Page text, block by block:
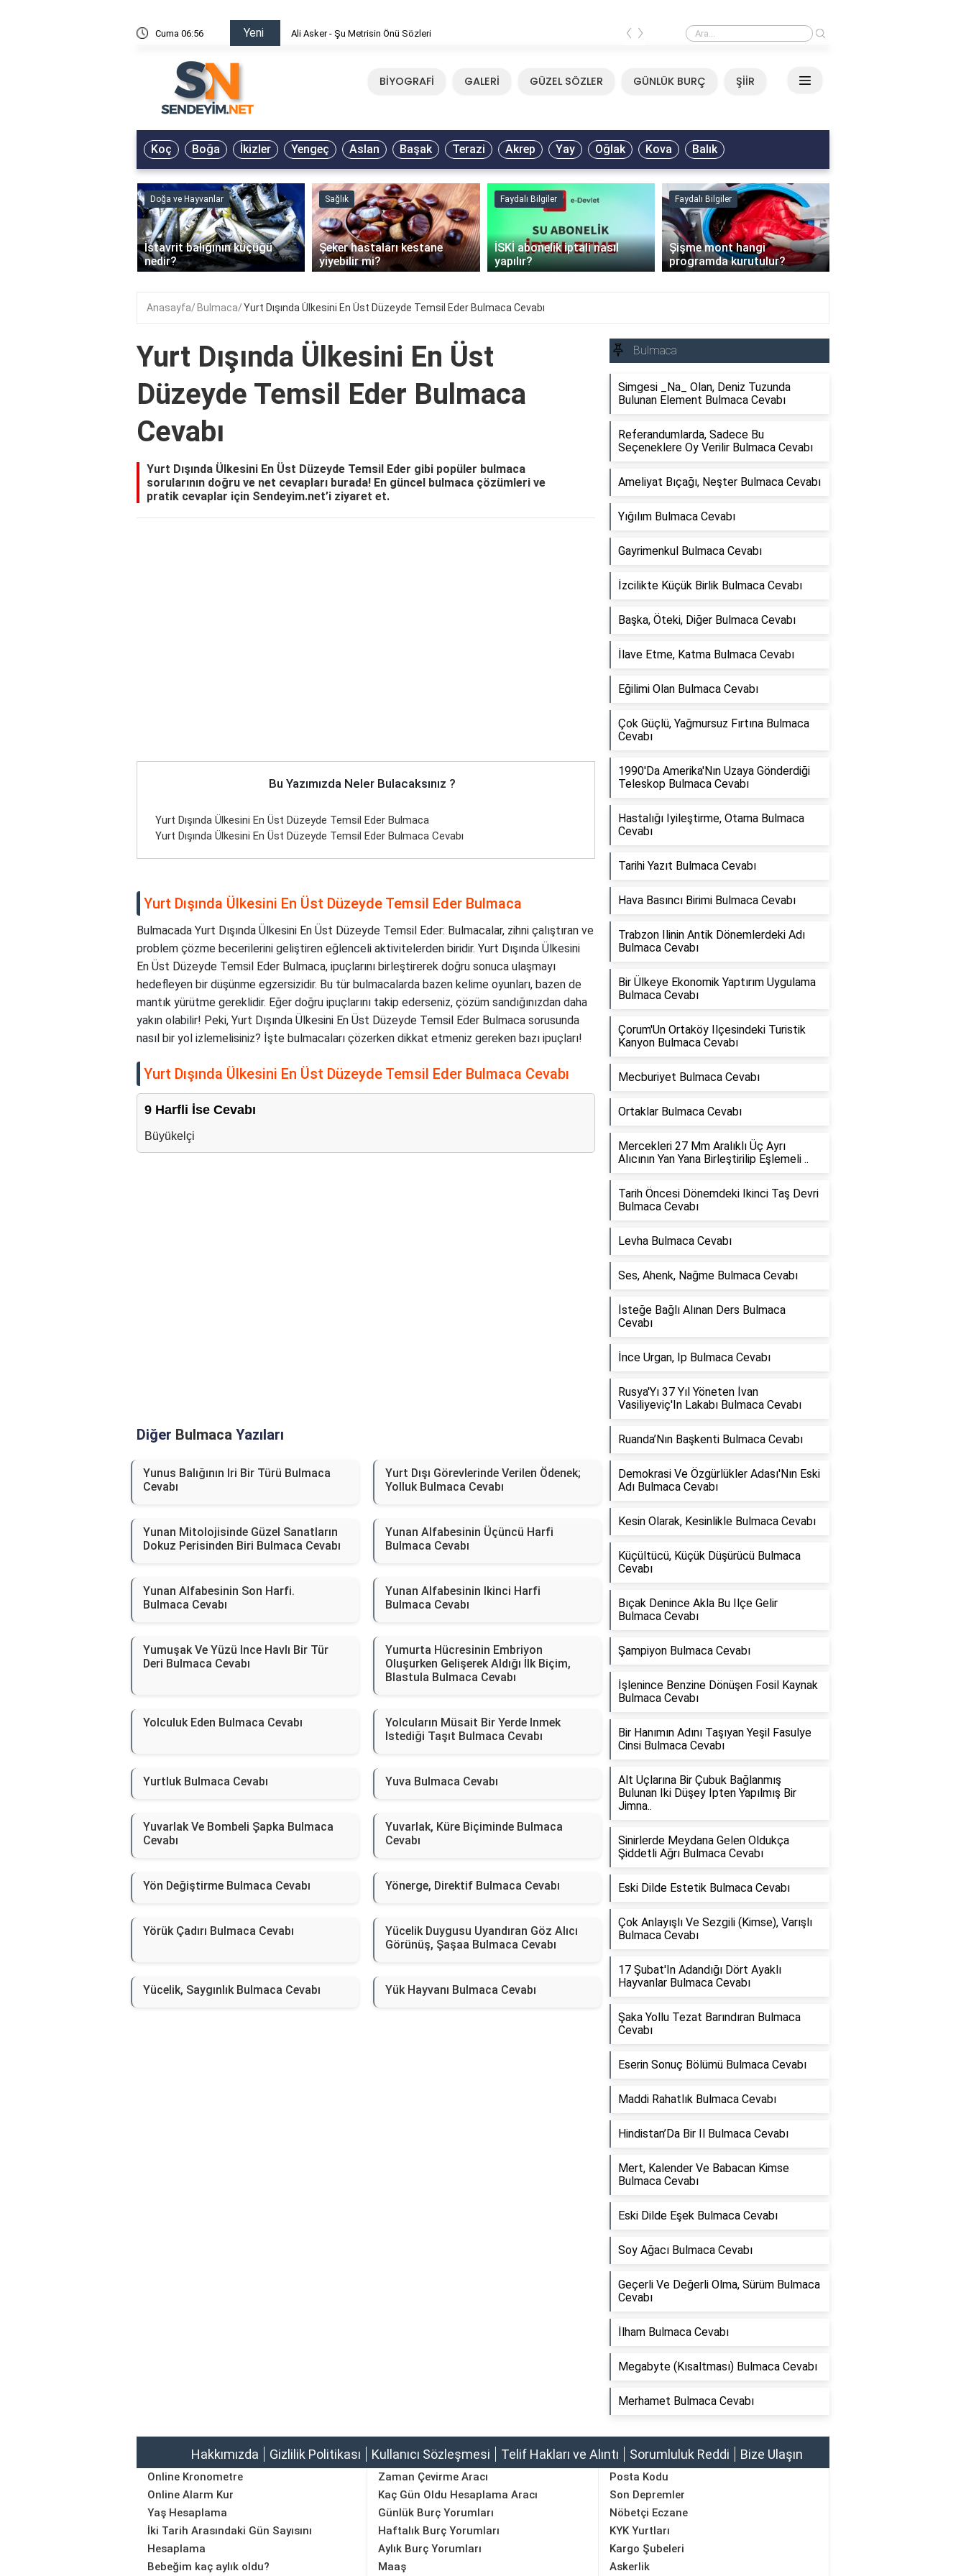
Cuma 06:56 Yeni Ali Asker - Şu Metrisin Önü Sözleri Mirkelam - Tavla Sözleri
‹ ›
BİYOGRAFİ GALERİ GÜZEL SÖZLER GÜNLÜK BURÇ ŞİİR
Koç Boğa İkizler Yengeç Aslan Başak Terazi Akrep Yay Oğlak Kova Balık
Doğa ve Hayvanlar
İstavrit balığının küçüğü
nedir?
Sağlık
Şeker hastaları kestane
yiyebilir mi?
Faydalı Bilgiler
İSKİ abonelik iptali nasıl
yapılır?
Faydalı Bilgiler
Şişme mont hangi
programda kurutulur?
‹ ›
Anasayfa Bulmaca Yurt Dışında Ülkesini En Üst Düzeyde Temsil Eder Bulmaca Cevabı
Yurt Dışında Ülkesini En Üst
Düzeyde Temsil Eder Bulmaca
Cevabı
Yurt Dışında Ülkesini En Üst Düzeyde Temsil Eder gibi popüler bulmaca
sorularının doğru ve net cevapları burada! En güncel bulmaca çözümleri ve
pratik cevaplar için Sendeyim.net’i ziyaret et.
Bu Yazımızda Neler Bulacaksınız ?
Yurt Dışında Ülkesini En Üst Düzeyde Temsil Eder Bulmaca
Yurt Dışında Ülkesini En Üst Düzeyde Temsil Eder Bulmaca Cevabı
Yurt Dışında Ülkesini En Üst Düzeyde Temsil Eder Bulmaca
Bulmacada Yurt Dışında Ülkesini En Üst Düzeyde Temsil Eder: Bulmacalar, zihni çalıştıran ve
problem çözme becerilerini geliştiren eğlenceli aktivitelerden biridir. Yurt Dışında Ülkesini
En Üst Düzeyde Temsil Eder Bulmaca, ipuçlarını birleştirerek doğru sonuca ulaşmayı
hedefleyen bir düşünme egzersizidir. Bu tür bulmacalarda bazen kelime oyunları, bazen de
mantık yürütme gereklidir. Eğer doğru ipuçlarını takip ederseniz, çözüm sandığınızdan daha
yakın olabilir! Peki, Yurt Dışında Ülkesini En Üst Düzeyde Temsil Eder Bulmaca sorusunda
nasıl bir yol izlemelisiniz? İşte bulmacaları çözerken dikkat etmeniz gereken bazı ipuçları!
Yurt Dışında Ülkesini En Üst Düzeyde Temsil Eder Bulmaca Cevabı
9 Harfli İse Cevabı
Büyükelçi
Diğer Bulmaca Yazıları
Yunus Balığının Iri Bir Türü Bulmaca
Cevabı
Yurt Dışı Görevlerinde Verilen Ödenek;
Yolluk Bulmaca Cevabı
Yunan Mitolojisinde Güzel Sanatların
Dokuz Perisinden Biri Bulmaca Cevabı
Yunan Alfabesinin Üçüncü Harfi
Bulmaca Cevabı
Yunan Alfabesinin Son Harfi.
Bulmaca Cevabı
Yunan Alfabesinin Ikinci Harfi
Bulmaca Cevabı
Yumuşak Ve Yüzü Ince Havlı Bir Tür
Deri Bulmaca Cevabı
Yumurta Hücresinin Embriyon
Oluşurken Gelişerek Aldığı İlk Biçim,
Blastula Bulmaca Cevabı
Yolculuk Eden Bulmaca Cevabı
Yolcuların Müsait Bir Yerde Inmek
Istediği Taşıt Bulmaca Cevabı
Yurtluk Bulmaca Cevabı Yuva Bulmaca Cevabı
Yuvarlak Ve Bombeli Şapka Bulmaca
Cevabı
Yuvarlak, Küre Biçiminde Bulmaca
Cevabı
Yön Değiştirme Bulmaca Cevabı Yönerge, Direktif Bulmaca Cevabı
Yörük Çadırı Bulmaca Cevabı
Yücelik Duygusu Uyandıran Göz Alıcı
Görünüş, Şaşaa Bulmaca Cevabı
Yücelik, Saygınlık Bulmaca Cevabı Yük Hayvanı Bulmaca Cevabı
Bulmaca
Simgesi _Na_ Olan, Deniz Tuzunda
Bulunan Element Bulmaca Cevabı
Referandumlarda, Sadece Bu
Seçeneklere Oy Verilir Bulmaca Cevabı
Ameliyat Bıçağı, Neşter Bulmaca Cevabı
Yığılım Bulmaca Cevabı
Gayrimenkul Bulmaca Cevabı
İzcilikte Küçük Birlik Bulmaca Cevabı
Başka, Öteki, Diğer Bulmaca Cevabı
İlave Etme, Katma Bulmaca Cevabı
Eğilimi Olan Bulmaca Cevabı
Çok Güçlü, Yağmursuz Fırtına Bulmaca
Cevabı
1990'Da Amerika'Nın Uzaya Gönderdiği
Teleskop Bulmaca Cevabı
Hastalığı Iyileştirme, Otama Bulmaca
Cevabı
Tarihi Yazıt Bulmaca Cevabı
Hava Basıncı Birimi Bulmaca Cevabı
Trabzon Ilinin Antik Dönemlerdeki Adı
Bulmaca Cevabı
Bir Ülkeye Ekonomik Yaptırım Uygulama
Bulmaca Cevabı
Çorum'Un Ortaköy Ilçesindeki Turistik
Kanyon Bulmaca Cevabı
Mecburiyet Bulmaca Cevabı
Ortaklar Bulmaca Cevabı
Mercekleri 27 Mm Aralıklı Üç Ayrı
Alıcının Yan Yana Birleştirilip Eşlemeli ..
Tarih Öncesi Dönemdeki Ikinci Taş Devri
Bulmaca Cevabı
Levha Bulmaca Cevabı
Ses, Ahenk, Nağme Bulmaca Cevabı
İsteğe Bağlı Alınan Ders Bulmaca
Cevabı
İnce Urgan, Ip Bulmaca Cevabı
Rusya'Yı 37 Yıl Yöneten İvan
Vasiliyeviç'In Lakabı Bulmaca Cevabı
Ruanda’Nın Başkenti Bulmaca Cevabı
Demokrasi Ve Özgürlükler Adası'Nın Eski
Adı Bulmaca Cevabı
Kesin Olarak, Kesinlikle Bulmaca Cevabı
Küçültücü, Küçük Düşürücü Bulmaca
Cevabı
Bıçak Denince Akla Bu Ilçe Gelir
Bulmaca Cevabı
Şampiyon Bulmaca Cevabı
İşlenince Benzine Dönüşen Fosil Kaynak
Bulmaca Cevabı
Bir Hanımın Adını Taşıyan Yeşil Fasulye
Cinsi Bulmaca Cevabı
Alt Uçlarına Bir Çubuk Bağlanmış
Bulunan Iki Düşey Ipten Yapılmış Bir
Jimna..
Sinirlerde Meydana Gelen Oldukça
Şiddetli Ağrı Bulmaca Cevabı
Eski Dilde Estetik Bulmaca Cevabı
Çok Anlayışlı Ve Sezgili (Kimse), Varışlı
Bulmaca Cevabı
17 Şubat'In Adandığı Dört Ayaklı
Hayvanlar Bulmaca Cevabı
Şaka Yollu Tezat Barındıran Bulmaca
Cevabı
Eserin Sonuç Bölümü Bulmaca Cevabı
Maddi Rahatlık Bulmaca Cevabı
Hindistan’Da Bir Il Bulmaca Cevabı
Mert, Kalender Ve Babacan Kimse
Bulmaca Cevabı
Eski Dilde Eşek Bulmaca Cevabı
Soy Ağacı Bulmaca Cevabı
Geçerli Ve Değerli Olma, Sürüm Bulmaca
Cevabı
İlham Bulmaca Cevabı
Megabyte (Kısaltması) Bulmaca Cevabı
Merhamet Bulmaca Cevabı
Hakkımızda Gizlilik Politikası Kullanıcı Sözleşmesi Telif Hakları ve Alıntı Sorumluluk Reddi Bize Ulaşın
Online Kronometre
Online Alarm Kur
Yaş Hesaplama
İki Tarih Arasındaki Gün Sayısını
Hesaplama
Bebeğim kaç aylık oldu?
Zaman Çevirme Aracı
Kaç Gün Oldu Hesaplama Aracı
Günlük Burç Yorumları
Haftalık Burç Yorumları
Aylık Burç Yorumları
Maaş
Posta Kodu
Son Depremler
Nöbetçi Eczane
KYK Yurtları
Kargo Şubeleri
Askerlik